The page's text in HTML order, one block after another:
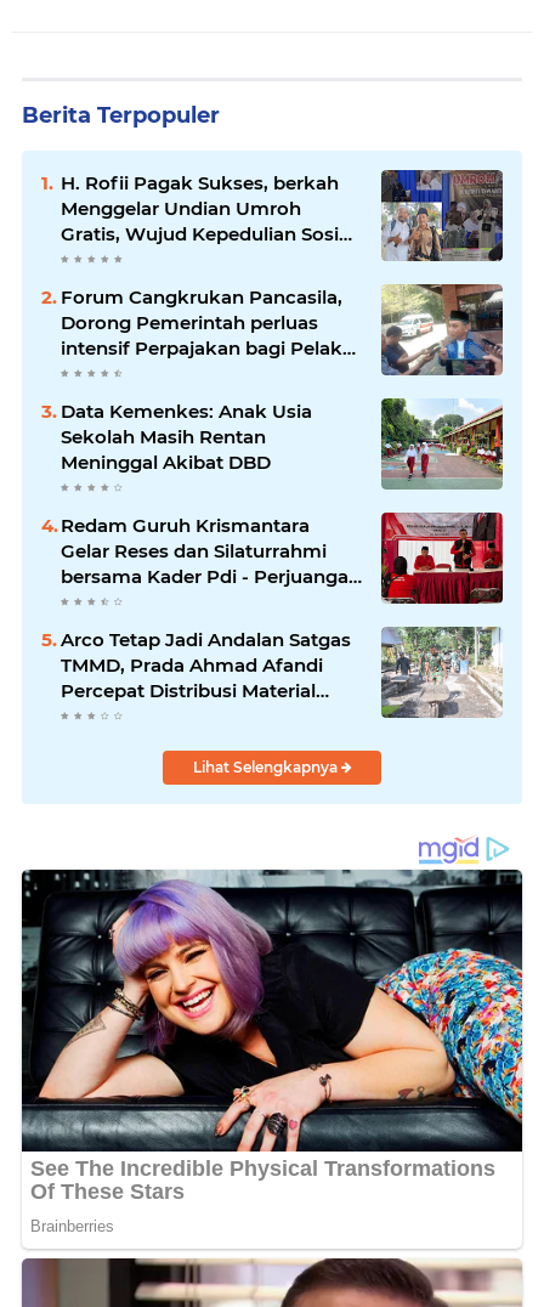
Berita Terpopuler
H. Rofii Pagak Sukses, berkah
Menggelar Undian Umroh
Gratis, Wujud Kepedulian Sosial
berbagi.
Forum Cangkrukan Pancasila,
Dorong Pemerintah perluas
intensif Perpajakan bagi Pelaku
Usaha UMKM.
Data Kemenkes: Anak Usia
Sekolah Masih Rentan
Meninggal Akibat DBD
Redam Guruh Krismantara
Gelar Reses dan Silaturrahmi
bersama Kader Pdi - Perjuangan
Se -Kecamatan Lawang.
Arco Tetap Jadi Andalan Satgas
TMMD, Prada Ahmad Afandi
Percepat Distribusi Material
Pengecoran
Lihat Selengkapnya